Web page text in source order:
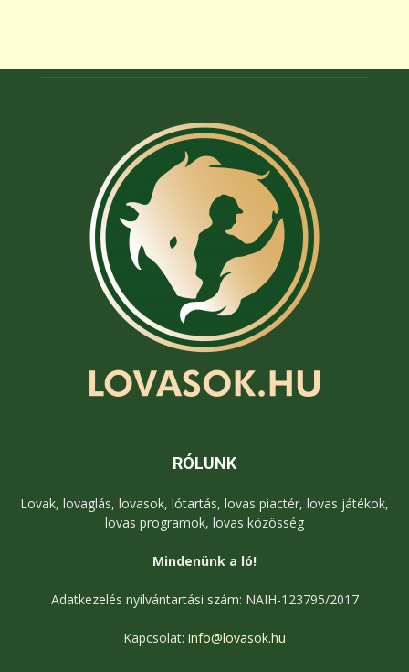
RÓLUNK
Lovak, lovaglás, lovasok, lótartás, lovas piactér, lovas játékok,
lovas programok, lovas közösség
Mindenünk a ló!
Adatkezelés nyilvántartási szám: NAIH-123795/2017
Kapcsolat: info@lovasok.hu